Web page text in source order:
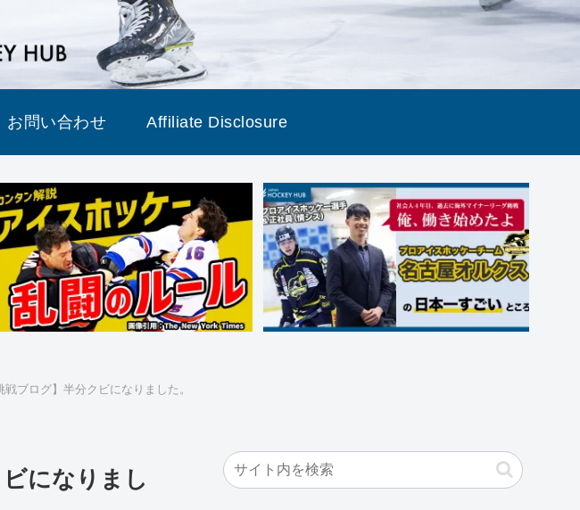
お問い合わせ Affiliate Disclosure
ブログ】半分クビになりました。
になりまし